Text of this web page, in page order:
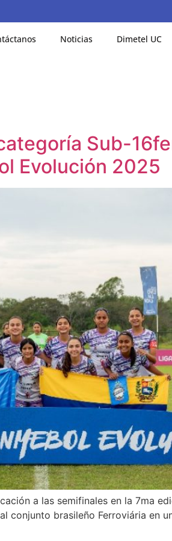
Noticias Dimetel UC
Sub-
Evolución 2025
a las semifinales en la 7ma
conjunto brasileño Ferroviária en